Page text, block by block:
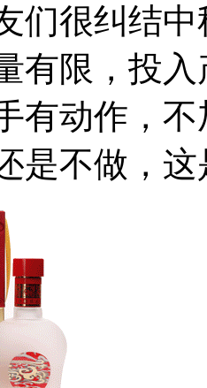
们很纠结
有限，投
有动作，
是不做，